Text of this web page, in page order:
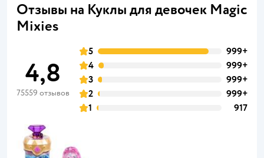
Отзывы на Куклы для девочек Magic
Mixies
4,8
75559 отзывов
5
999+
4
999+
3
999+
2
999+
1
917